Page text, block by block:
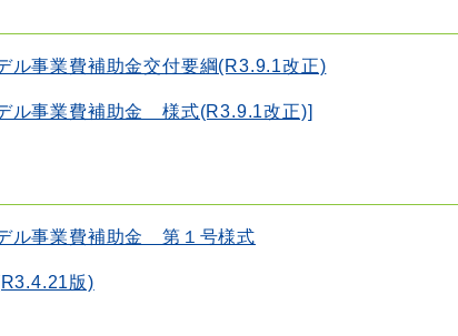
ル事業費補助金交付要綱(R3.9.1改正)
ル事業費補助金 様式(R3.9.1改正)]
ル事業費補助金 第１号様式
版)